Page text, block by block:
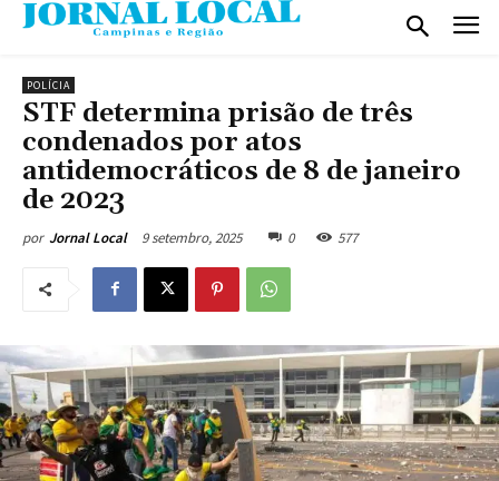
POLÍCIA
STF determina prisão de três
condenados por atos
antidemocráticos de 8 de janeiro
de 2023
por Jornal Local 9 setembro, 2025 0 577